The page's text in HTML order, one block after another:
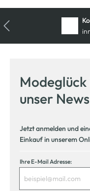
unser
Jetzt anmelden und
Einkauf in unserem
Ihre E-Mail Adresse: